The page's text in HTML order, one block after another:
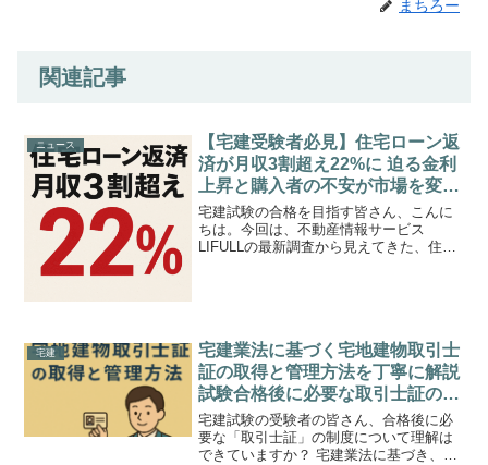
まちろー
関連記事
ニュース
【宅建受験者必見】住宅ローン返
済が月収3割超え22%に 迫る金利
上昇と購入者の不安が市場を変え
る
宅建試験の合格を目指す皆さん、こんに
ちは。今回は、不動産情報サービス
LIFULLの最新調査から見えてきた、住宅
宅建
宅建業法に基づく宅地建物取引士
証の取得と管理方法を丁寧に解説
試験合格後に必要な取引士証の申
請から更新義務までを完全網羅
宅建試験の受験者の皆さん、合格後に必
要な「取引士証」の制度について理解は
できていますか？ 宅建業法に基づき、宅